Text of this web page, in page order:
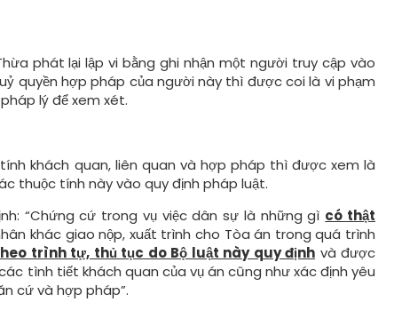
phát lại lập vi bằng ghi nhận một người truy cập vào
quyền hợp pháp của người này thì được coi là vi phạm
lý để xem xét.
khách quan, liên quan và hợp pháp thì được xem là
thuộc tính này vào quy định pháp luật.
“Chứng cứ trong vụ việc dân sự là những gì có thật
khác giao nộp, xuất trình cho Tòa án trong quá trình
trình tự, thủ tục do Bộ luật này quy định và được
tình tiết khách quan của vụ án cũng như xác định yêu
cứ và hợp pháp”.